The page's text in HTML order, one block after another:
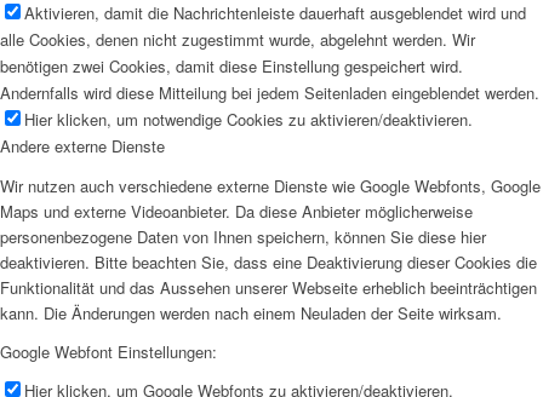
Aktivieren, damit die Nachrichtenleiste dauerhaft ausgeblendet wird und
alle Cookies, denen nicht zugestimmt wurde, abgelehnt werden. Wir
benötigen zwei Cookies, damit diese Einstellung gespeichert wird.
Andernfalls wird diese Mitteilung bei jedem Seitenladen eingeblendet werden.
Hier klicken, um notwendige Cookies zu aktivieren/deaktivieren.
Andere externe Dienste
Wir nutzen auch verschiedene externe Dienste wie Google Webfonts, Google
Maps und externe Videoanbieter. Da diese Anbieter möglicherweise
personenbezogene Daten von Ihnen speichern, können Sie diese hier
deaktivieren. Bitte beachten Sie, dass eine Deaktivierung dieser Cookies die
Funktionalität und das Aussehen unserer Webseite erheblich beeinträchtigen
kann. Die Änderungen werden nach einem Neuladen der Seite wirksam.
Google Webfont Einstellungen:
Hier klicken, um Google Webfonts zu aktivieren/deaktivieren.